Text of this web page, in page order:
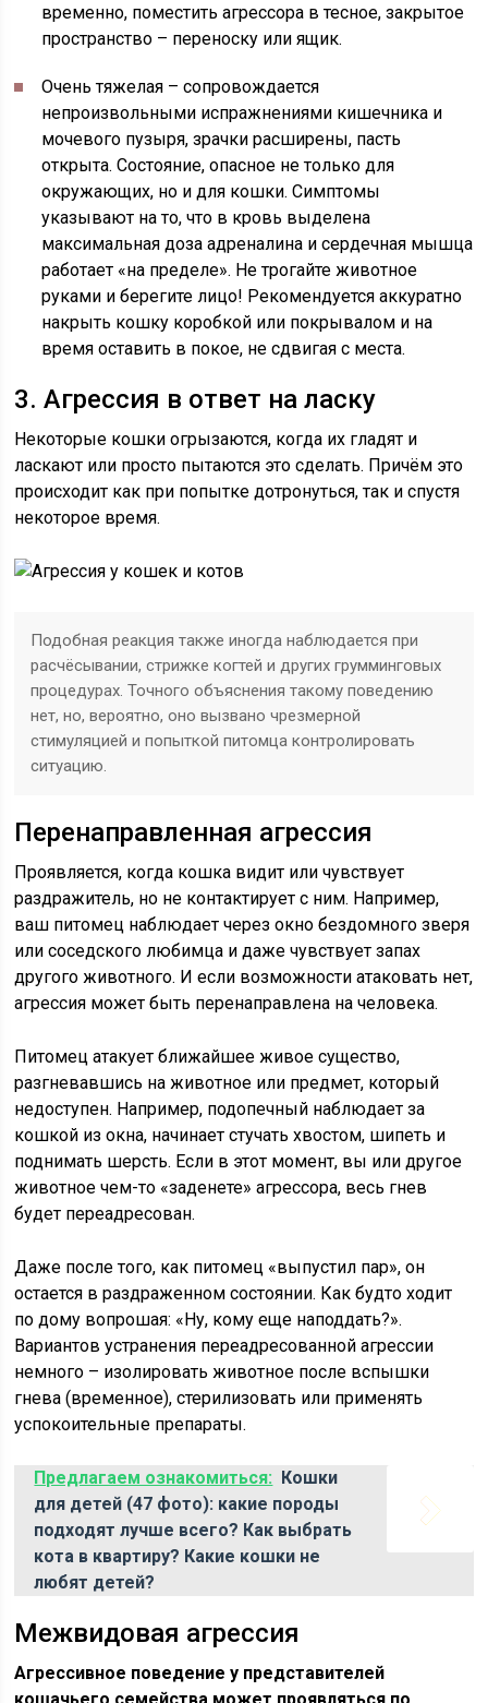
временно, поместить агрессора в тесное, закрытое
пространство – переноску или ящик.
Очень тяжелая – сопровождается
непроизвольными испражнениями кишечника и
мочевого пузыря, зрачки расширены, пасть
открыта. Состояние, опасное не только для
окружающих, но и для кошки. Симптомы
указывают на то, что в кровь выделена
максимальная доза адреналина и сердечная мышца
работает «на пределе». Не трогайте животное
руками и берегите лицо! Рекомендуется аккуратно
накрыть кошку коробкой или покрывалом и на
время оставить в покое, не сдвигая с места.
3. Агрессия в ответ на ласку
Некоторые кошки огрызаются, когда их гладят и
ласкают или просто пытаются это сделать. Причём это
происходит как при попытке дотронуться, так и спустя
некоторое время.
Подобная реакция также иногда наблюдается при
расчёсывании, стрижке когтей и других грумминговых
процедурах. Точного объяснения такому поведению
нет, но, вероятно, оно вызвано чрезмерной
стимуляцией и попыткой питомца контролировать
ситуацию.
Перенаправленная агрессия
Проявляется, когда кошка видит или чувствует
раздражитель, но не контактирует с ним. Например,
ваш питомец наблюдает через окно бездомного зверя
или соседского любимца и даже чувствует запах
другого животного. И если возможности атаковать нет,
агрессия может быть перенаправлена на человека.
Питомец атакует ближайшее живое существо,
разгневавшись на животное или предмет, который
недоступен. Например, подопечный наблюдает за
кошкой из окна, начинает стучать хвостом, шипеть и
поднимать шерсть. Если в этот момент, вы или другое
животное чем-то «заденете» агрессора, весь гнев
будет переадресован.
Даже после того, как питомец «выпустил пар», он
остается в раздраженном состоянии. Как будто ходит
по дому вопрошая: «Ну, кому еще наподдать?».
Вариантов устранения переадресованной агрессии
немного – изолировать животное после вспышки
гнева (временное), стерилизовать или применять
успокоительные препараты.
Предлагаем ознакомиться: Кошки
для детей (47 фото): какие породы
подходят лучше всего? Как выбрать
кота в квартиру? Какие кошки не
любят детей?
Межвидовая агрессия
Агрессивное поведение у представителей